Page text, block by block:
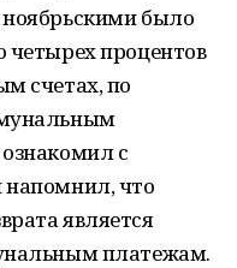
ноябрьскими было
четырех процентов
счетах, по
с
напомнил, что
является
платежам.